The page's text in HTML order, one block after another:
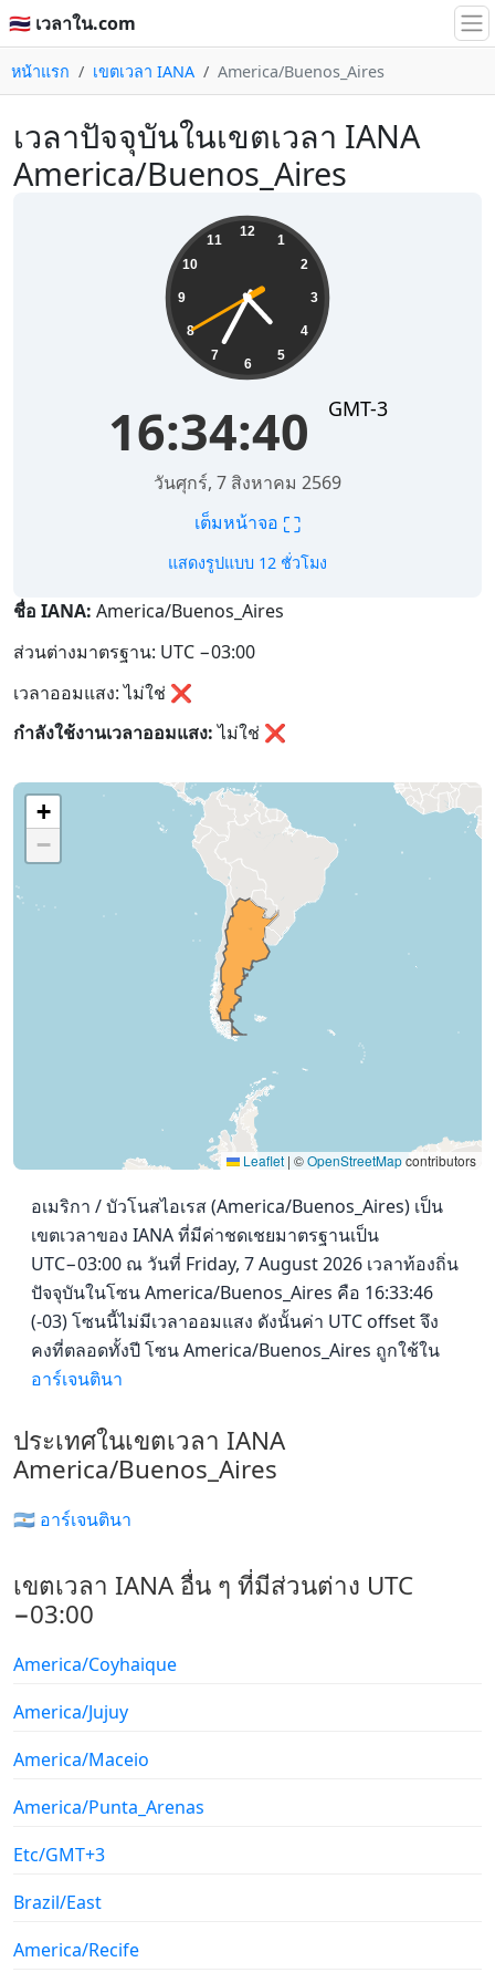
🇹🇭 เวลาใน.com
หน้าแรก เขตเวลา IANA America/Buenos_Aires
เวลาปัจจุบันในเขตเวลา IANA
America/Buenos_Aires
12
1
2
3
4
5
6
7
8
9
10
11
16:34:40 GMT-3
วันศุกร์, 7 สิงหาคม 2569
เต็มหน้าจอ ⛶
แสดงรูปแบบ 12 ชั่วโมง
ชื่อ IANA: America/Buenos_Aires
ส่วนต่างมาตรฐาน: UTC −03:00
เวลาออมแสง: ไม่ใช่ ❌
กำลังใช้งานเวลาออมแสง:ไม่ใช่ ❌
+
−
Leaflet | ©OpenStreetMapcontributors
อเมริกา / บัวโนสไอเรส (America/Buenos_Aires) เป็น
เขตเวลาของ IANA ที่มีค่าชดเชยมาตรฐานเป็น
UTC−03:00 ณ วันที่ Friday, 7 August 2026 เวลาท้องถิ่น
ปัจจุบันในโซน America/Buenos_Aires คือ 16:33:46
(-03) โซนนี้ไม่มีเวลาออมแสง ดังนั้นค่า UTC offset จึง
คงที่ตลอดทั้งปี โซน America/Buenos_Aires ถูกใช้ใน
อาร์เจนตินา
ประเทศในเขตเวลา IANA
America/Buenos_Aires
🇦🇷 อาร์เจนตินา
เขตเวลา IANA อื่น ๆ ที่มีส่วนต่าง UTC
−03:00
America/Coyhaique
America/Jujuy
America/Maceio
America/Punta_Arenas
Etc/GMT+3
Brazil/East
America/Recife